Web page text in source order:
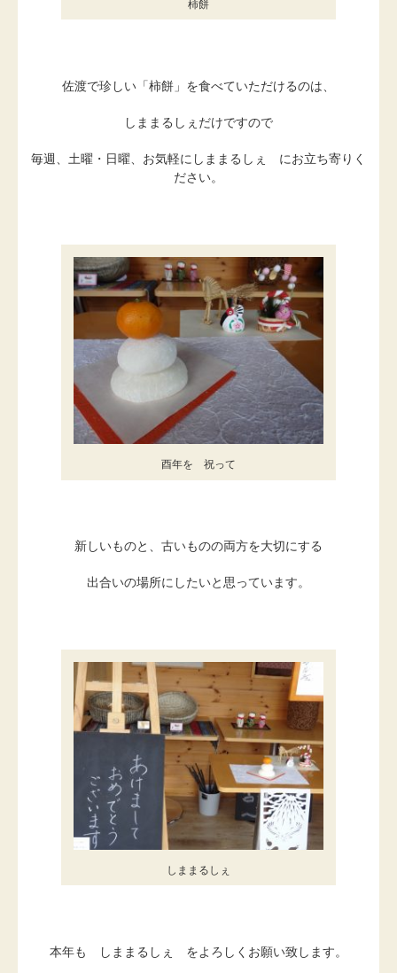
柿餅
佐渡で珍しい「柿餅」を食べていただけるのは、
しままるしぇだけですので
毎週、土曜・日曜、お気軽にしままるしぇ にお立ち寄りく
ださい。
酉年を 祝って
新しいものと、古いものの両方を大切にする
出合いの場所にしたいと思っています。
しままるしぇ
本年も しままるしぇ をよろしくお願い致します。